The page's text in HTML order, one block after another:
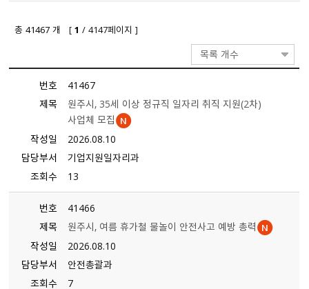
총 41467 개 [1 / 4147페이지 ]
목록 개수
번호
41467
제목
원주시, 35세 이상 정규직 일자리 취직 지원(2차)
사업체 모집
작성일
2026.08.10
담당부서
기업지원일자리과
조회수
13
번호
41466
제목
원주시, 여름 휴가철 물놀이 안전사고 예방 총력
작성일
2026.08.10
담당부서
안전총괄과
조회수
7